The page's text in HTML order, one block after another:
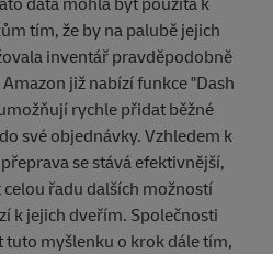
tím, že by na palubě jejich
inventář pravděpodobně
již nabízí funkce "Dash
rychle přidat běžné
své objednávky. Vzhledem k
se stává efektivnější,
řadu dalších možností
k jejich dveřím. Společnosti
myšlenku o krok dále tím,